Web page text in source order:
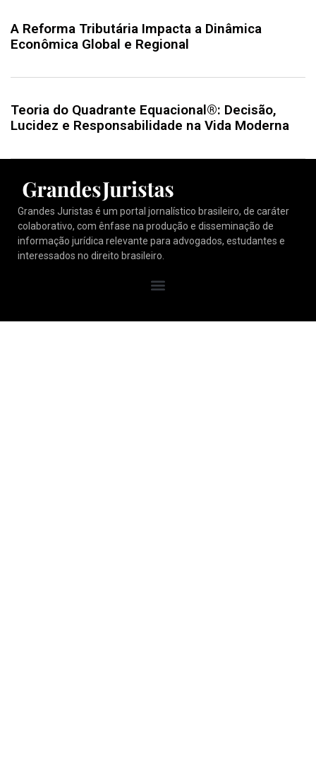
A Reforma Tributária Impacta a Dinâmica
Econômica Global e Regional
Teoria do Quadrante Equacional®: Decisão,
Lucidez e Responsabilidade na Vida Moderna
Grandes Juristas é um portal jornalístico brasileiro, de caráter
colaborativo, com ênfase na produção e disseminação de
informação jurídica relevante para advogados, estudantes e
interessados no direito brasileiro.